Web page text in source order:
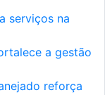
serviços na
a gestão
reforça